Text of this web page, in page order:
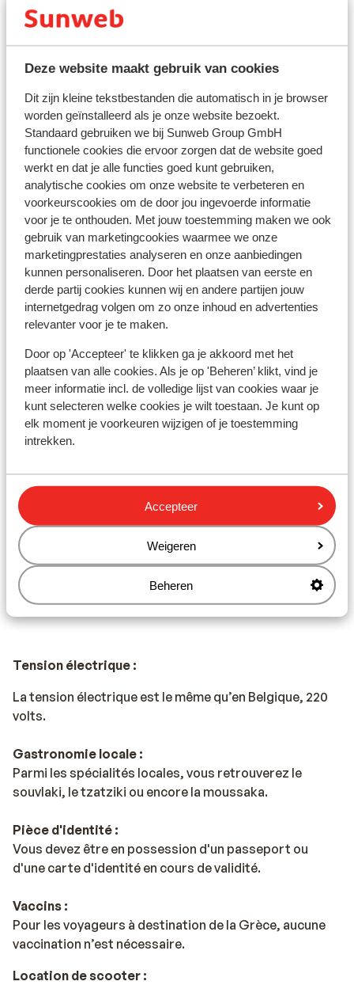
Deze website maakt gebruik van cookies
Dit zijn kleine tekstbestanden die automatisch in je browser
worden geïnstalleerd als je onze website bezoekt.
Standaard gebruiken we bij Sunweb Group GmbH
functionele cookies die ervoor zorgen dat de website goed
werkt en dat je alle functies goed kunt gebruiken,
analytische cookies om onze website te verbeteren en
voorkeurscookies om de door jou ingevoerde informatie
voor je te onthouden. Met jouw toestemming maken we ook
gebruik van marketingcookies waarmee we onze
marketingprestaties analyseren en onze aanbiedingen
kunnen personaliseren. Door het plaatsen van eerste en
derde partij cookies kunnen wij en andere partijen jouw
internetgedrag volgen om zo onze inhoud en advertenties
relevanter voor je te maken.
Door op 'Accepteer' te klikken ga je akkoord met het
plaatsen van alle cookies. Als je op 'Beheren’ klikt, vind je
meer informatie incl. de volledige lijst van cookies waar je
kunt selecteren welke cookies je wilt toestaan. Je kunt op
elk moment je voorkeuren wijzigen of je toestemming
intrekken.
Accepteer
Weigeren
Beheren
Informations pratiques
Capitale :
Décalage horaire :
En Grèce, comptez une heure de plus par rapport à la
Belgique.
Langue :
La langue officielle est le grec. L’anglais et l’allemand
sont aussi compris.
Monnaie :
La monnaie officielle est l'euro.
Documents de voyage :
- Carte d’identité belge ou passeport international
belge.
- Kids-ID obligatoire pour les enfants de moins de 12
durant toute la durée du voyage en Grèce.
Pourboires :
En Grèce, il est de coutume de laisser un pourboire de
10%.
Tension électrique :
La tension électrique est le même qu’en Belgique, 220
volts.
Gastronomie locale :
Parmi les spécialités locales, vous retrouverez le
souvlaki, le tzatziki ou encore la moussaka.
Pièce d'identité :
Vous devez être en possession d'un passeport ou
d'une carte d'identité en cours de validité.
Vaccins :
Pour les voyageurs à destination de la Grèce, aucune
vaccination n’est nécessaire.
Location de scooter :